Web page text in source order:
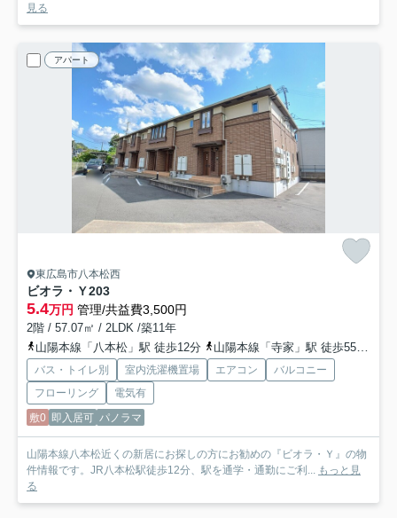
見る
アパート
東広島市八本松西
ビオラ・Ｙ203
5.4万円 管理/共益費3,500円
2階 / 57.07㎡ / 2LDK /築11年
山陽本線「八本松」駅 徒歩12分
山陽本線「寺家」駅 徒歩55分
バス・トイレ別 室内洗濯機置場 エアコン
バルコニー
フローリング
電気有
敷0 即入居可 パノラマ
山陽本線八本松近くの新居にお探しの方にお勧めの『ビオラ・Ｙ』の物
件情報です。JR八本松駅徒歩12分、駅を通学・通勤にご利...
もっと見
る